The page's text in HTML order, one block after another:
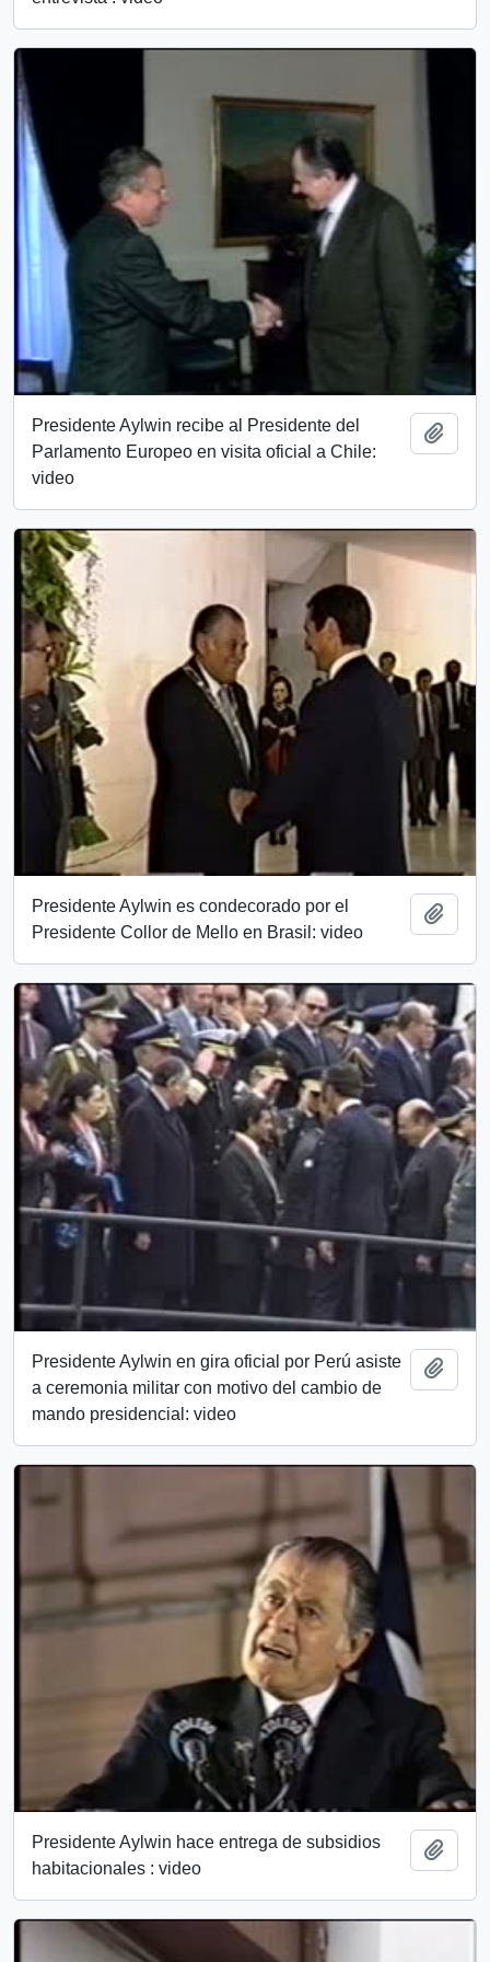
Presidente Aylwin recibe al Presidente del
Parlamento Europeo en visita oficial a Chile:
video
Presidente Aylwin es condecorado por el
Presidente Collor de Mello en Brasil: video
Presidente Aylwin en gira oficial por Perú asiste
a ceremonia militar con motivo del cambio de
mando presidencial: video
Presidente Aylwin hace entrega de subsidios
habitacionales : video